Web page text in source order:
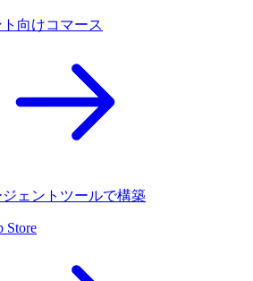
向けコマース
ェントツールで構築
Store